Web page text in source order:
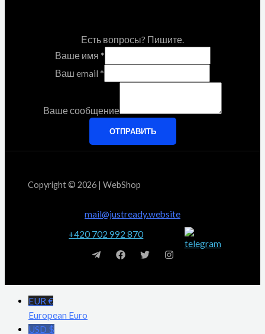
Есть вопросы? Пишите.
Ваше имя *
Ваш email *
Ваше сообщение
ОТПРАВИТЬ
Copyright © 2026 | WebShop
mail@justready.website
+420 702 992 870
EUR €
European Euro
USD $